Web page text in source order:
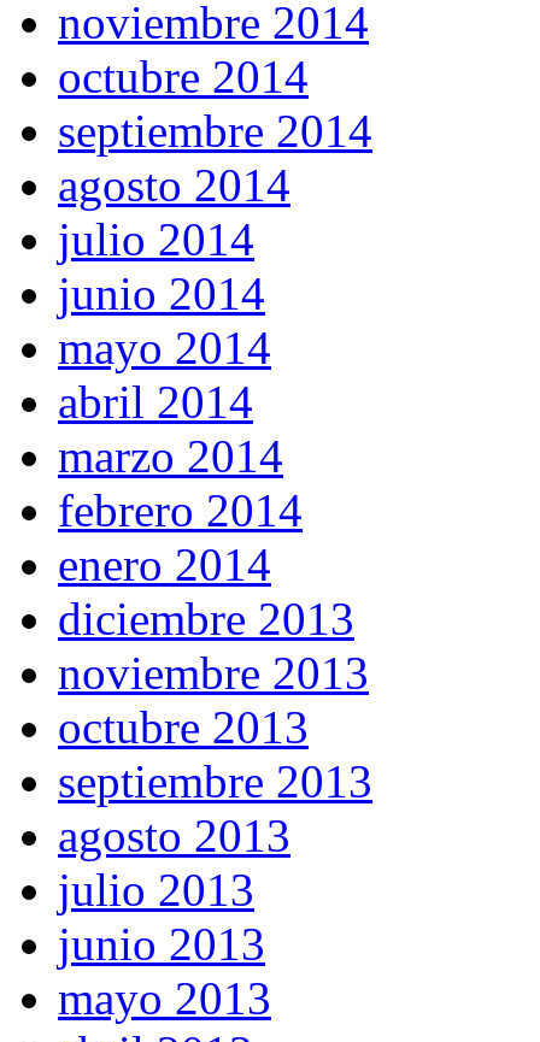
noviembre 2014
octubre 2014
septiembre 2014
agosto 2014
julio 2014
junio 2014
mayo 2014
abril 2014
marzo 2014
febrero 2014
enero 2014
diciembre 2013
noviembre 2013
octubre 2013
septiembre 2013
agosto 2013
julio 2013
junio 2013
mayo 2013